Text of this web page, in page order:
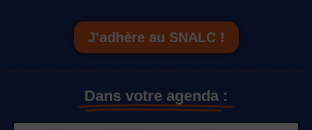
J’adhère au SNALC !
Dans votre agenda :